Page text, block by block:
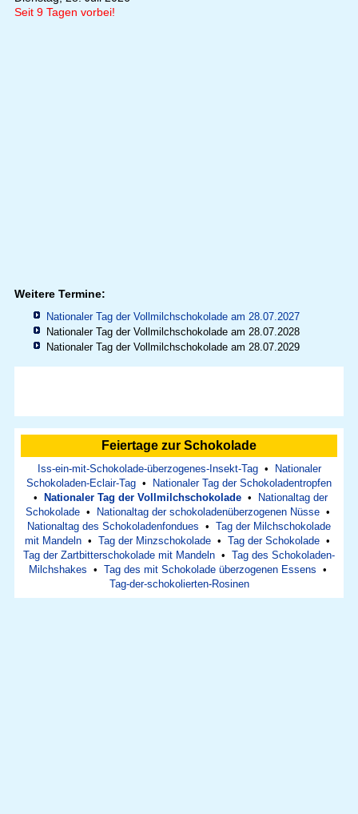
Seit 9 Tagen vorbei!
Weitere Termine:
Nationaler Tag der Vollmilchschokolade am 28.07.2027
Nationaler Tag der Vollmilchschokolade am 28.07.2028
Nationaler Tag der Vollmilchschokolade am 28.07.2029
Feiertage zur Schokolade
Iss-ein-mit-Schokolade-überzogenes-Insekt-Tag•
Nationaler
Schokoladen-Eclair-Tag •
Nationaler Tag der Schokoladentropfen
•
Nationaler Tag der Vollmilchschokolade •
Nationaltag der
Schokolade• Nationaltag der schokoladenüberzogenen Nüsse•
Nationaltag des Schokoladenfondues • Tag der Milchschokolade
mit Mandeln • Tag der Minzschokolade • Tag der Schokolade •
Tag der Zartbitterschokolade mit Mandeln • Tag des Schokoladen-
Milchshakes • Tag des mit Schokolade überzogenen Essens •
Tag-der-schokolierten-Rosinen